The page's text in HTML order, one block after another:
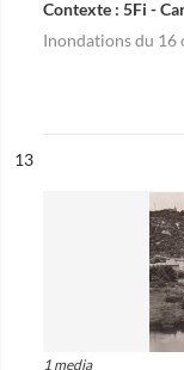
Contexte : 5Fi -
Inondations du 16
n°
13
1 media